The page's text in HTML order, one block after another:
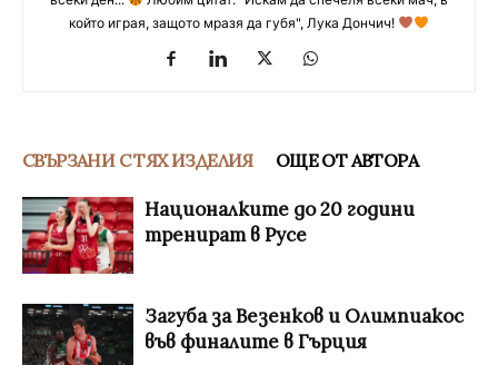
който играя, защото мразя да губя", Лука Дончич!
СВЪРЗАНИ С ТЯХ ИЗДЕЛИЯ ОЩЕ ОТ АВТОРА
Националките до 20 години
тренират в Русе
Загуба за Везенков и Олимпиакос
във финалите в Гърция